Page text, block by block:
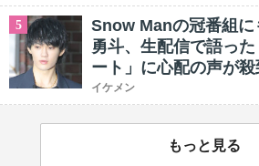
5
Snow Manの冠番組
勇斗、生配信で語っ
ート」に心配の声が殺
イケメン
もっと見る